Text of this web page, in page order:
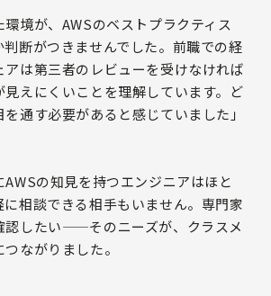
環境が、AWSのベストプラクティス
判断がつきませんでした。前職での経
アは第三者のレビューを受けなければ
えにくいことを理解しています。ど
通す必要があると感じていました」
AWSの知見を持つエンジニアはほと
に相談できる相手もいません。専門家
認したい——そのニーズが、クラスメ
ながりました。